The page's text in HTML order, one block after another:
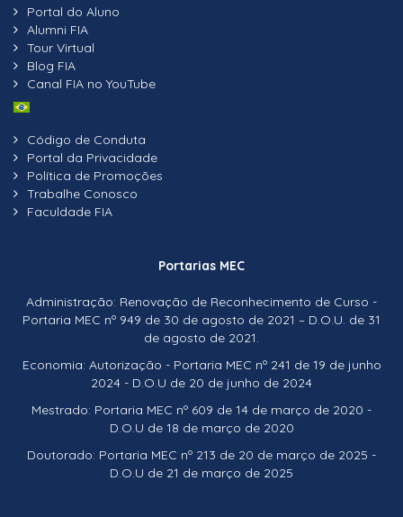
Portal do Aluno
Alumni FIA
Tour Virtual
Blog FIA
Canal FIA no YouTube
Código de Conduta
Portal da Privacidade
Política de Promoções
Trabalhe Conosco
Faculdade FIA
Portarias MEC
Administração: Renovação de Reconhecimento de Curso -
Portaria MEC nº 949 de 30 de agosto de 2021 – D.O.U. de 31
de agosto de 2021.
Economia: Autorização - Portaria MEC nº 241 de 19 de junho
2024 - D.O.U de 20 de junho de 2024
Mestrado: Portaria MEC nº 609 de 14 de março de 2020 -
D.O.U de 18 de março de 2020
Doutorado: Portaria MEC nº 213 de 20 de março de 2025 -
D.O.U de 21 de março de 2025